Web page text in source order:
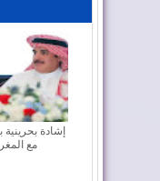
إشادة بحرينية
مع